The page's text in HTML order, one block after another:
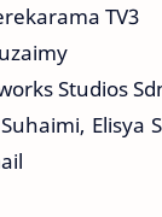
TV3
Studios